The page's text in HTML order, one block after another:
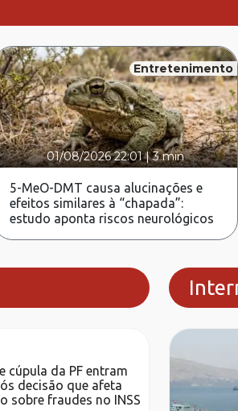
Entretenimento
01/08/2026 22:01|3 min
5-MeO-DMT causa alucinações e
efeitos similares à “chapada”:
estudo aponta riscos neurológicos
cúpula da PF entram
decisão que afeta
sobre fraudes no INSS